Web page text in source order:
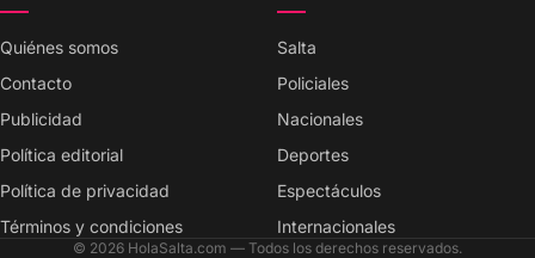
Quiénes somos
Contacto
Publicidad
Política editorial
Política de privacidad
Términos y condiciones
Salta
Policiales
Nacionales
Deportes
Espectáculos
Internacionales
© 2026 HolaSalta.com — Todos los derechos reservados.